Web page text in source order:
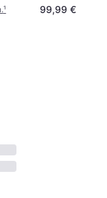
¹ 99,99 €